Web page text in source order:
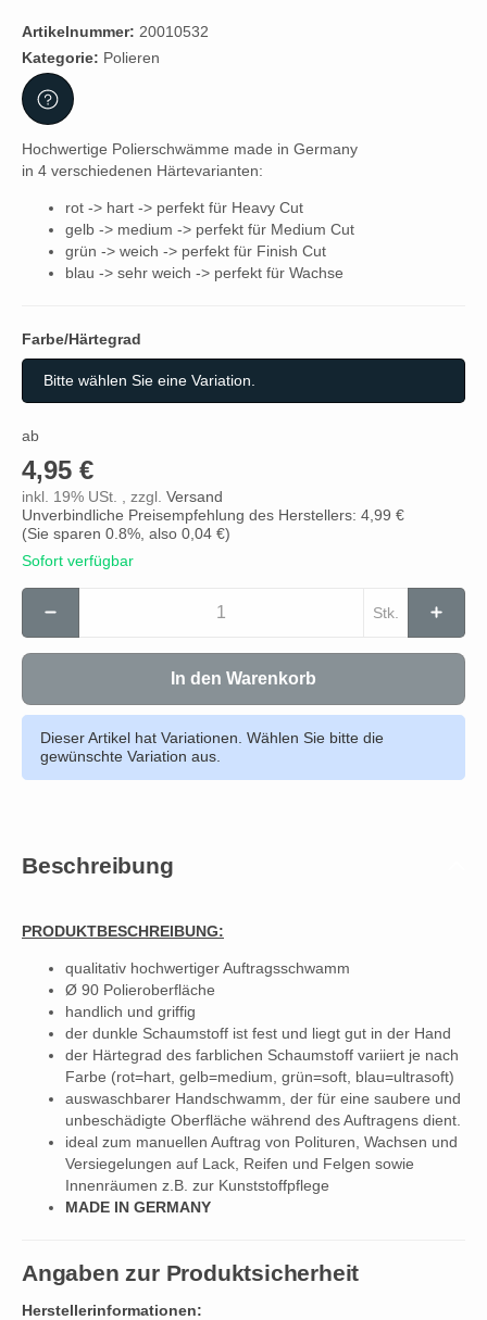
Artikelnummer: 20010532
Kategorie: Polieren
Hochwertige Polierschwämme made in Germany
in 4 verschiedenen Härtevarianten:
rot -> hart -> perfekt für Heavy Cut
gelb -> medium -> perfekt für Medium Cut
grün -> weich -> perfekt für Finish Cut
blau -> sehr weich -> perfekt für Wachse
Farbe/Härtegrad
Farbe/Härtegrad
Bitte wählen Sie eine Variation.
ab
4,95 €
inkl. 19% USt. , zzgl. Versand
Unverbindliche Preisempfehlung des Herstellers: 4,99 €
(Sie sparen 0.8% , also 0,04 €)
Sofort verfügbar
Stk.
In den Warenkorb
Dieser Artikel hat Variationen. Wählen Sie bitte die
gewünschte Variation aus.
Beschreibung
PRODUKTBESCHREIBUNG:
qualitativ hochwertiger Auftragsschwamm
Ø 90 Polieroberfläche
handlich und griffig
der dunkle Schaumstoff ist fest und liegt gut in der Hand
der Härtegrad des farblichen Schaumstoff variiert je nach
Farbe (rot=hart, gelb=medium, grün=soft, blau=ultrasoft)
auswaschbarer Handschwamm, der für eine saubere und
unbeschädigte Oberfläche während des Auftragens dient.
ideal zum manuellen Auftrag von Polituren, Wachsen und
Versiegelungen auf Lack, Reifen und Felgen sowie
Innenräumen z.B. zur Kunststoffpflege
MADE IN GERMANY
Angaben zur Produktsicherheit
Herstellerinformationen: